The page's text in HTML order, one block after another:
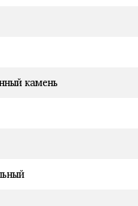
камень